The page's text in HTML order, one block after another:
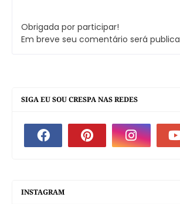
Obrigada por participar!
Em breve seu comentário será
SIGA EU SOU CRESPA NAS REDES
INSTAGRAM